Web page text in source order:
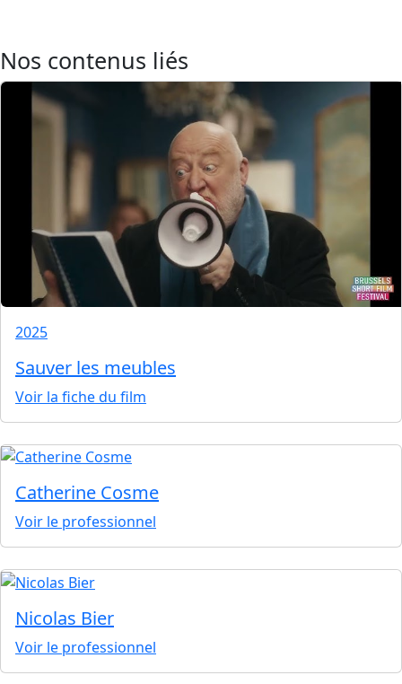
Nos contenus liés
2025
Sauver les meubles
Voir la fiche du film
Catherine Cosme
Voir le professionnel
Nicolas Bier
Voir le professionnel